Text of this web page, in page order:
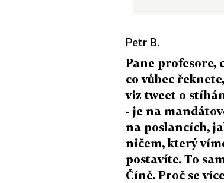
Petr B.
Pane profesore,
co vůbec
viz tweet o
- je na
na poslancích,
ničem, který
postavíte. To
Číně. Proč se